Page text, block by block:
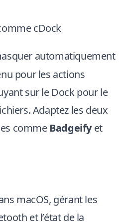
cDock
automatiquement
pour les actions
sur le Dock pour le
Adaptez les deux
commeBadgeifyet
macOS, gérant les
et l’état de la